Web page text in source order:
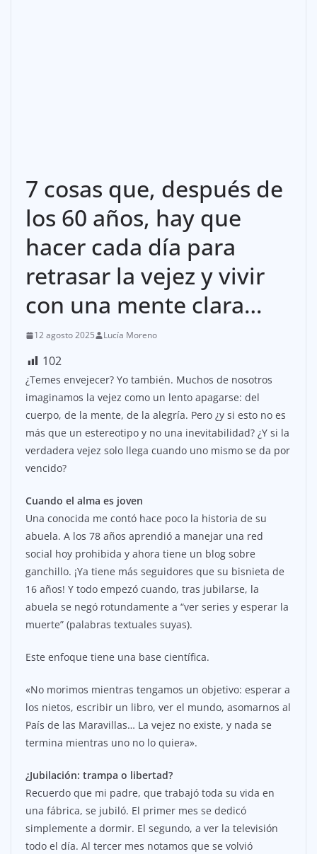
7 cosas que, después de
los 60 años, hay que
hacer cada día para
retrasar la vejez y vivir
con una mente clara…
12 agosto 2025 Lucía Moreno
102
¿Temes envejecer? Yo también. Muchos de nosotros
imaginamos la vejez como un lento apagarse: del
cuerpo, de la mente, de la alegría. Pero ¿y si esto no es
más que un estereotipo y no una inevitabilidad? ¿Y si la
verdadera vejez solo llega cuando uno mismo se da por
vencido?
Cuando el alma es joven
Una conocida me contó hace poco la historia de su
abuela. A los 78 años aprendió a manejar una red
social hoy prohibida y ahora tiene un blog sobre
ganchillo. ¡Ya tiene más seguidores que su bisnieta de
16 años! Y todo empezó cuando, tras jubilarse, la
abuela se negó rotundamente a “ver series y esperar la
muerte” (palabras textuales suyas).
Este enfoque tiene una base científica.
«No morimos mientras tengamos un objetivo: esperar a
los nietos, escribir un libro, ver el mundo, asomarnos al
País de las Maravillas… La vejez no existe, y nada se
termina mientras uno no lo quiera».
¿Jubilación: trampa o libertad?
Recuerdo que mi padre, que trabajó toda su vida en
una fábrica, se jubiló. El primer mes se dedicó
simplemente a dormir. El segundo, a ver la televisión
todo el día. Al tercer mes notamos que se volvió